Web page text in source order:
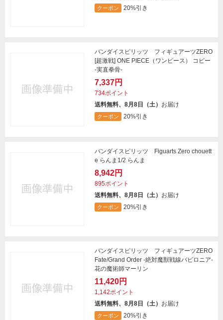
クーポン 20%引き
バンダイスピリッツ フィギュアーツZERO
[超激戦] ONE PIECE（ワンピース） コビー
-実直拳骨-
7,337円
734ポイント
送料無料、8月8日（土） お届け
クーポン 20%引き
バンダイスピリッツ Figuarts Zero chouett
e らんま1/2 らんま
8,942円
895ポイント
送料無料、8月8日（土） お届け
クーポン 20%引き
バンダイスピリッツ フィギュアーツZERO
Fate/Grand Order -絶対魔獣戦線バビロニア-
花の魔術師マーリン
11,420円
1,142ポイント
送料無料、8月8日（土） お届け
クーポン 20%引き